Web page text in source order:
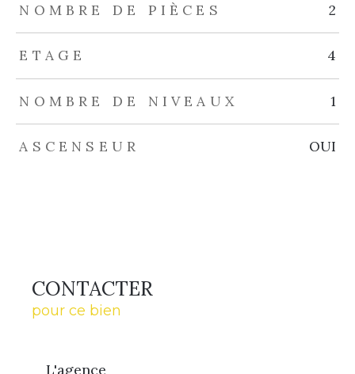
NOMBRE DE PIÈCES 2
ETAGE 4
NOMBRE DE NIVEAUX 1
ASCENSEUR OUI
CONTACTER
pour ce bien
L'agence